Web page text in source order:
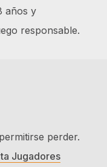
años y
responsable.
perder.
Jugadores